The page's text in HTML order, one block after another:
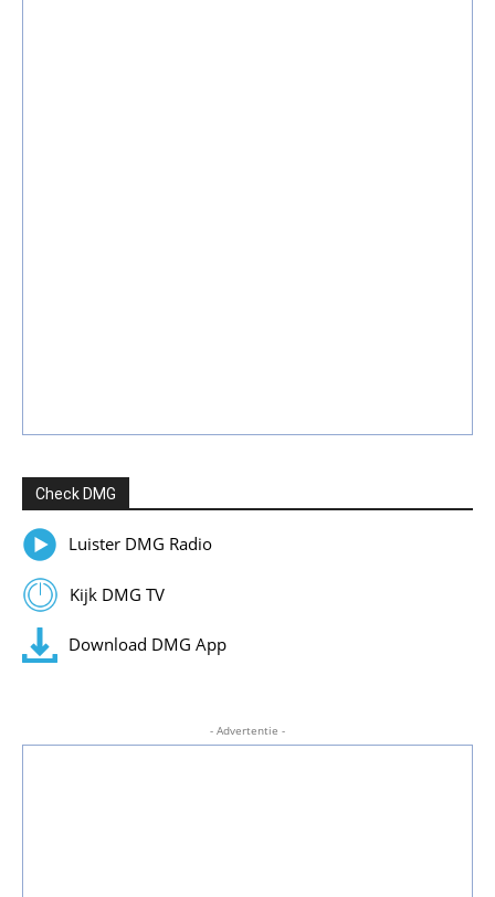
Check DMG
Luister DMG Radio
Kijk DMG TV
Download DMG App
- Advertentie -